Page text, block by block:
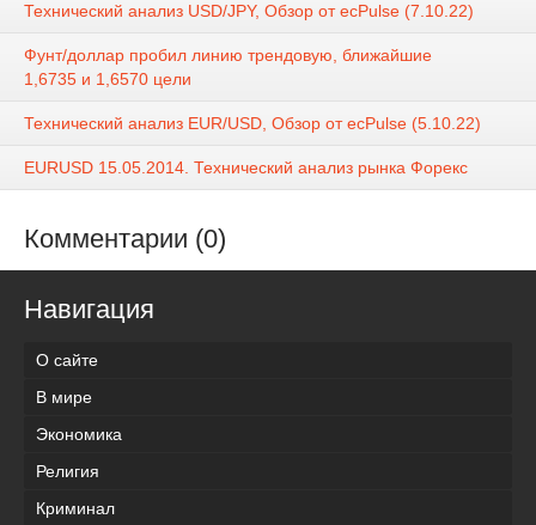
Технический анализ USD/JPY, Обзор от ecPulse (7.10.22)
Фунт/доллар пробил линию трендовую, ближайшие
1,6735 и 1,6570 цели
Технический анализ EUR/USD, Обзор от ecPulse (5.10.22)
EURUSD 15.05.2014. Технический анализ рынка Форекс
Комментарии (0)
Навигация
О сайте
В мире
Экономика
Религия
Криминал